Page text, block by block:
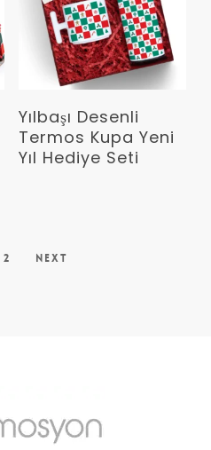
Devamını Oku
Yılbaşı Desenli
Termos Kupa Yeni
Yıl Hediye Seti
2 Next